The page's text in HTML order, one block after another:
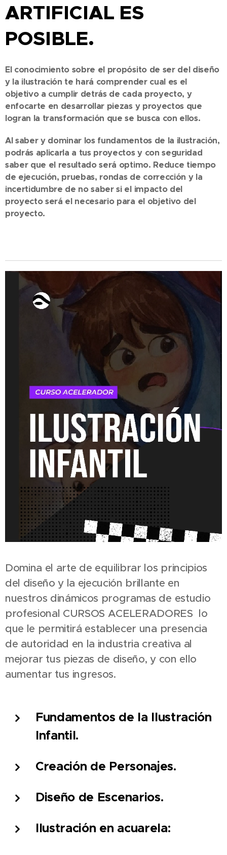
ARTIFICIAL ES
POSIBLE.
El conocimiento sobre el propósito de ser del diseño
y la ilustración te hará comprender cual es el
objetivo a cumplir detrás de cada proyecto, y
enfocarte en desarrollar piezas y proyectos que
logran la transformación que se busca con ellos.
Al saber y dominar los fundamentos de la ilustración,
podrás aplicarla a tus proyectos y con seguridad
saber que el resultado será optimo. Reduce tiempo
de ejecución, pruebas, rondas de corrección y la
incertidumbre de no saber si el impacto del
proyecto será el necesario para el objetivo del
proyecto.
Domina el arte de equilibrar los principios
del diseño y la ejecución brillante en
nuestros dinámicos programas de estudio
profesional CURSOS ACELERADORES lo
que le permitirá establecer una presencia
de autoridad en la industria creativa al
mejorar tus piezas de diseño, y con ello
aumentar tus ingresos.
Fundamentos de la Ilustración
Infantil.
Creación de Personajes.
Diseño de Escenarios.
Ilustración en acuarela: